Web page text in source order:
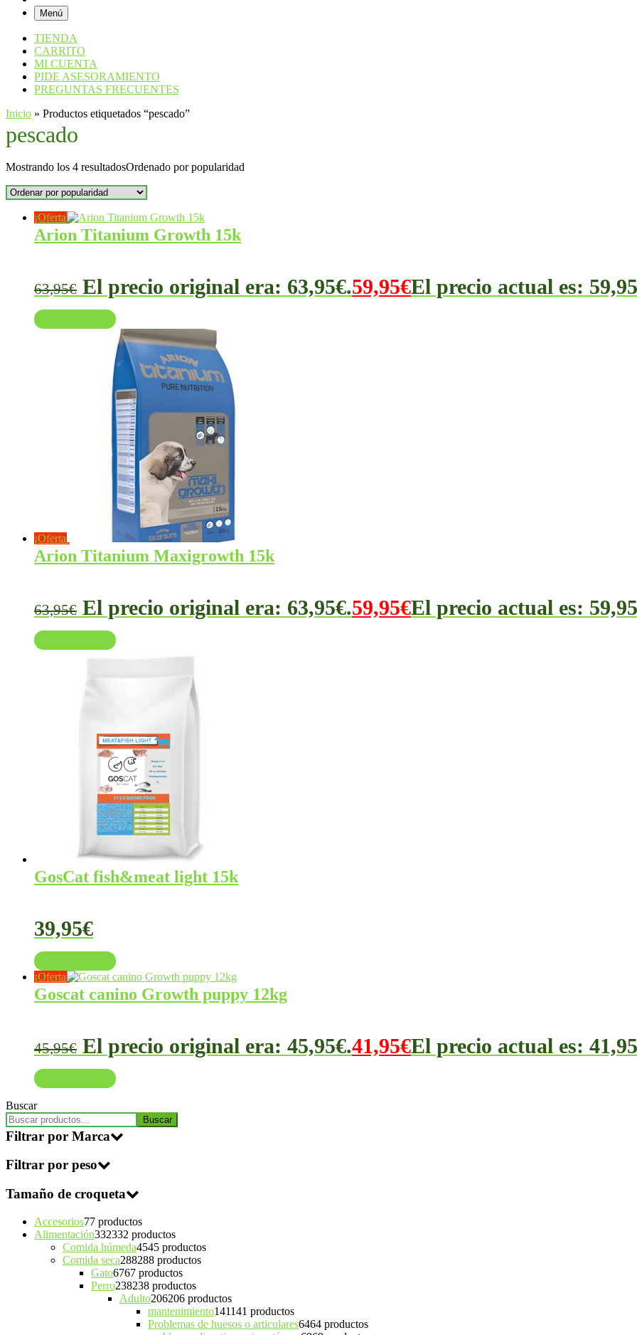
Menú
TIENDA
CARRITO
MI CUENTA
PIDE ASESORAMIENTO
PREGUNTAS FRECUENTES
Inicio » Productos etiquetados “pescado”
pescado
Mostrando los 4 resultadosOrdenado por popularidad
¡Oferta!
Arion Titanium Growth 15k
63,95€ El precio original era: 63,95€.59,95€El precio actual es:
¡Oferta!
Arion Titanium Maxigrowth 15k
63,95€ El precio original era: 63,95€.59,95€El precio actual es:
GosCat fish&meat light 15k
39,95€
¡Oferta!
Goscat canino Growth puppy 12kg
45,95€ El precio original era: 45,95€.41,95€El precio actual es:
Buscar
Buscar
Filtrar por Marca
Filtrar por peso
Tamaño de croqueta
Accesorios77 productos
Alimentación332332 productos
Comida húmeda4545 productos
Comida seca288288 productos
Gato6767 productos
Perro238238 productos
Adulto206206 productos
mantenimiento141141 productos
Problemas de huesos o articulares6464 productos